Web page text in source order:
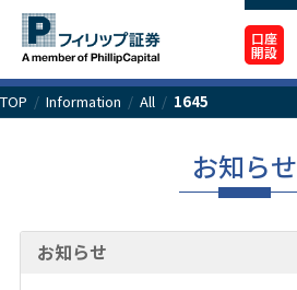
口座
開設
TOP / Information / All / 1645
お知らせ
お知らせ